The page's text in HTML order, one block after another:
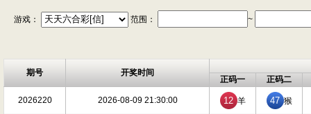
游戏： 范围： ~
期号 开奖时间
正码一 正码二
2026220 2026-08-09 21:30:00 12 羊 47 猴